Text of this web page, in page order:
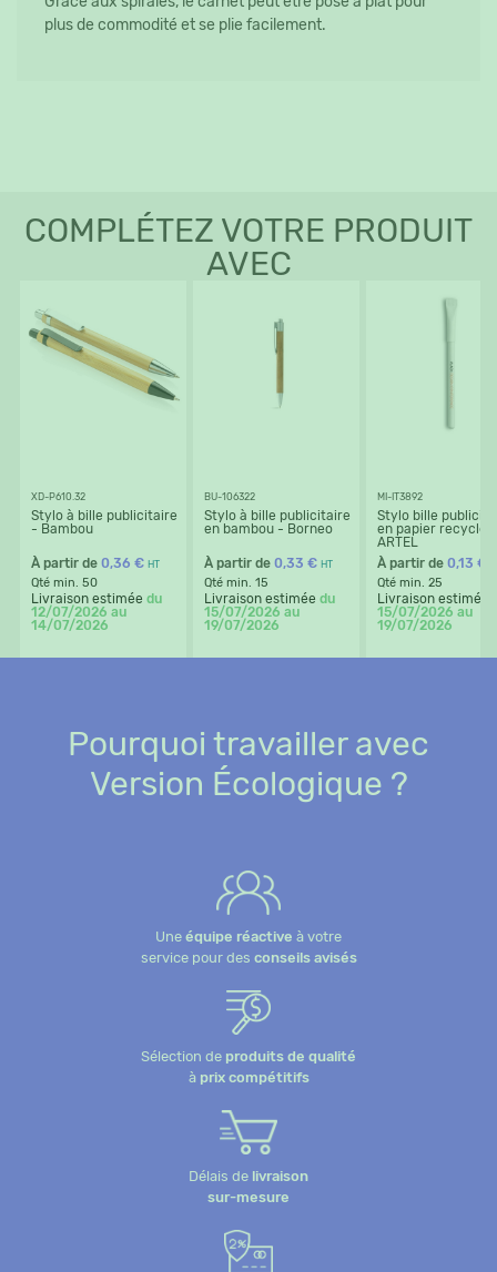
plus de commodité et se plie facilement.
COMPLÉTEZ VOTRE PRODUIT
AVEC
XD-P610.32
Stylo à bille publicitaire
- Bambou
À partir de 0,36 € HT
Qté min. 50
Livraison estimée du
12/07/2026 au
14/07/2026
BU-106322
Stylo à bille publicitaire
en bambou - Borneo
À partir de 0,33 € HT
Qté min. 15
Livraison estimée du
15/07/2026 au
19/07/2026
MI-IT3892
Stylo bille
en papier recyclé -
ARTEL
À partir de 0,13 €
Qté min. 25
Livraison estimée
15/07/2026 au
19/07/2026
Pourquoi travailler avec
Version Écologique ?
Une équipe réactive à votre
service pour des conseils avisés
Sélection de produits de qualité
à prix compétitifs
Délais de livraison
sur-mesure